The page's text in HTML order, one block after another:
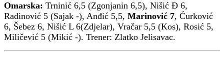
Omarska: Trninić 6,5 (Zgonjanin 6,5), Nišić Đ 6,
Radinović 5 (Sajak -), Anđić 5,5, Marinović 7, Ćurković
6, Šebez 6, Nišić L 6(Zdjelar), Vračar 5,5 (Kos), Rosić 5,
Miličević 5 (Mikić -). Trener: Zlatko Jelisavac.